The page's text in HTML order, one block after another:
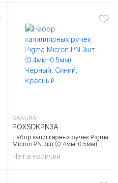
Нет в наличии
Набор капиллярных ручек Pigma
Micron PN 3шт (0.4мм-0.5мм)
SAKURA
POXSDKPN3A